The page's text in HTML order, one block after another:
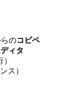
のコピペ
ィタ
ス）